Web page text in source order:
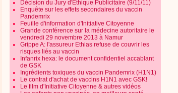
Décision du Jury d'Ethique Publicitaire (9/11/11)
Enquête sur les effets secondaires du vaccin
Pandemrix
Feuille d'information d'Initiative Citoyenne
Grande conférence sur la médecine autoritaire le
vendredi 29 novembre 2013 à Namur
Grippe A: l'assureur Ethias refuse de couvrir les
risques liés au vaccin
Infanrix hexa: le document confidentiel accablant
de GSK
Ingrédients toxiques du vaccin Pandemrix (H1N1)
Le contrat d'achat de vaccins H1N1 avec GSK!
Le film d'Initiative Citoyenne & autres vidéos